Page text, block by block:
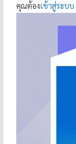
คุณต้องเข้าสู่ระบบ